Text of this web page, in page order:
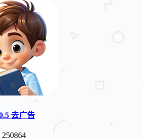
去广告
250864